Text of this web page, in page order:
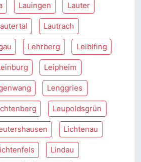
Lauingen Lauter
Lautrach
Lehrberg Leiblfing
Leipheim
Lenggries
Leupoldsgrün
Lichtenau
Lindau